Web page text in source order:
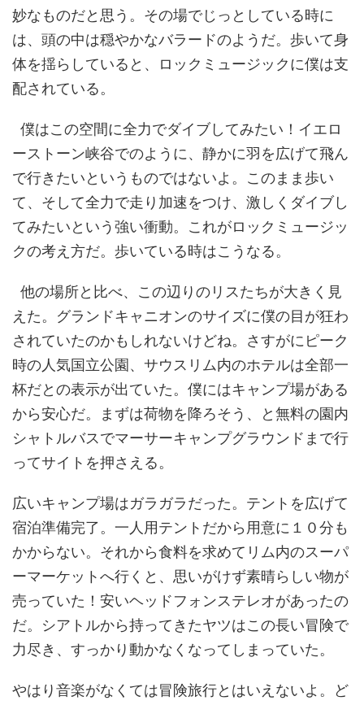
妙なものだと思う。その場でじっとしている時に
は、頭の中は穏やかなバラードのようだ。歩いて身
体を揺らしていると、ロックミュージックに僕は支
配されている。
僕はこの空間に全力でダイブしてみたい！イエロ
ーストーン峡谷でのように、静かに羽を広げて飛ん
で行きたいというものではないよ。このまま歩い
て、そして全力で走り加速をつけ、激しくダイブし
てみたいという強い衝動。これがロックミュージッ
クの考え方だ。歩いている時はこうなる。
他の場所と比べ、この辺りのリスたちが大きく見
えた。グランドキャニオンのサイズに僕の目が狂わ
されていたのかもしれないけどね。さすがにピーク
時の人気国立公園、サウスリム内のホテルは全部一
杯だとの表示が出ていた。僕にはキャンプ場がある
から安心だ。まずは荷物を降ろそう、と無料の園内
シャトルバスでマーサーキャンプグラウンドまで行
ってサイトを押さえる。
広いキャンプ場はガラガラだった。テントを広げて
宿泊準備完了。一人用テントだから用意に１０分も
かからない。それから食料を求めてリム内のスーパ
ーマーケットへ行くと、思いがけず素晴らしい物が
売っていた！安いヘッドフォンステレオがあったの
だ。シアトルから持ってきたヤツはこの長い冒険で
力尽き、すっかり動かなくなってしまっていた。
やはり音楽がなくては冒険旅行とはいえないよ。ど